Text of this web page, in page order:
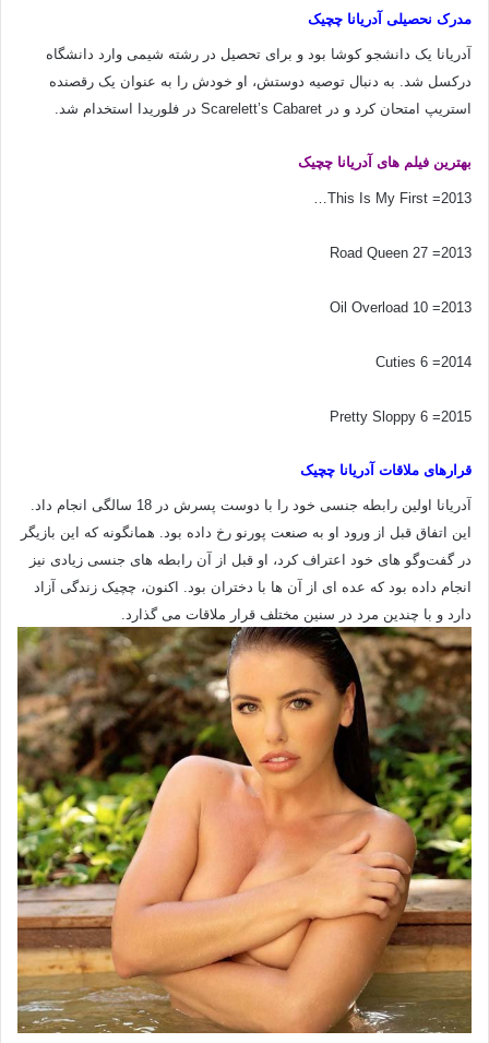
مدرک نحصیلی آدریانا چچیک
آدریانا یک دانشجو کوشا بود و برای تحصیل در رشته شیمی وارد دانشگاه
درکسل شد. به دنبال توصیه دوستش، او خودش را به عنوان یک رقصنده
استریپ امتحان کرد و در Scarelett’s Cabaret در فلوریدا استخدام شد.
بهترین فیلم های آدریانا چچیک
2013= This Is My First…
2013= Road Queen 27
2013= Oil Overload 10
2014= Cuties 6
2015= Pretty Sloppy 6
قرارهای ملاقات آدریانا چچیک
آدریانا اولین رابطه جنسی خود را با دوست پسرش در 18 سالگی انجام داد.
این اتفاق قبل از ورود او به صنعت پورنو رخ داده بود. همانگونه که این بازیگر
در گفت‌وگو های‌ خود اعتراف کرد، او قبل از آن رابطه های‌ جنسی زیادی نیز
انجام داده بود که عده ای از آن ها با دختران بود. اکنون، چچیک زندگی آزاد
دارد و با چندین مرد در سنین مختلف قرار ملاقات می گذارد.